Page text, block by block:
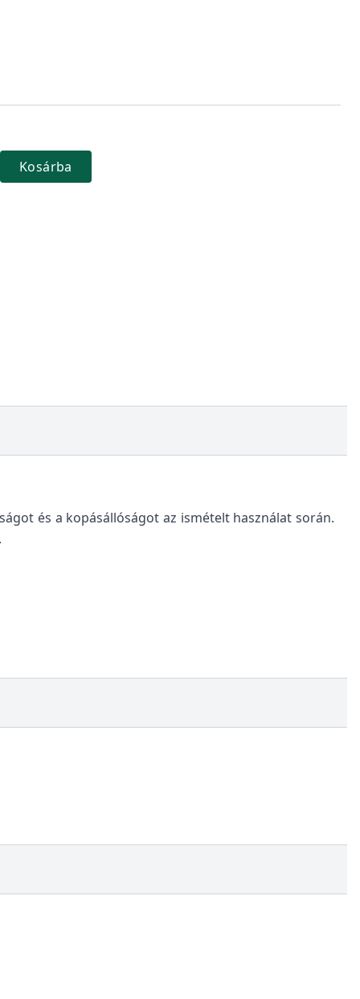
Kosárba
és a kopásállóságot az ismételt használat során.